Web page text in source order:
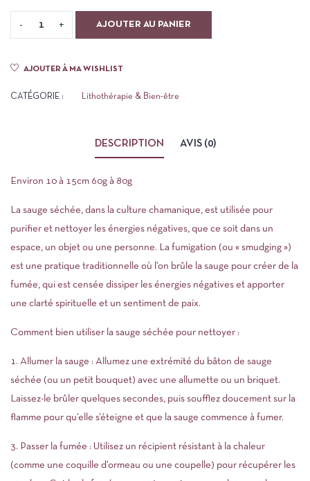
AJOUTER AU PANIER
AJOUTER À MA WISHLIST
CATÉGORIE : Lithothérapie & Bien-être
DESCRIPTION AVIS (0)
Environ 10 à 15cm 60g à 80g
La sauge séchée, dans la culture chamanique, est utilisée pour
purifier et nettoyer les énergies négatives, que ce soit dans un
espace, un objet ou une personne. La fumigation (ou « smudging »)
est une pratique traditionnelle où l’on brûle la sauge pour créer de la
fumée, qui est censée dissiper les énergies négatives et apporter
une clarté spirituelle et un sentiment de paix.
Comment bien utiliser la sauge séchée pour nettoyer :
1. Allumer la sauge : Allumez une extrémité du bâton de sauge
séchée (ou un petit bouquet) avec une allumette ou un briquet.
Laissez-le brûler quelques secondes, puis soufflez doucement sur la
flamme pour qu’elle s’éteigne et que la sauge commence à fumer.
3. Passer la fumée : Utilisez un récipient résistant à la chaleur
(comme une coquille d’ormeau ou une coupelle) pour récupérer les